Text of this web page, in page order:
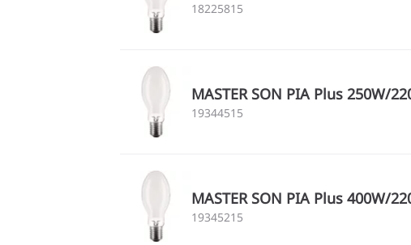
18225815
MASTER SON PIA Plus 250W/
19344515
MASTER SON PIA Plus 400W/
19345215